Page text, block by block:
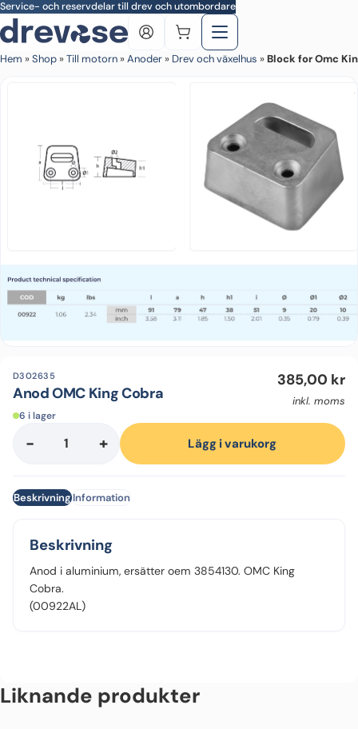
Skip to main content
Service- och reservdelar till drev och utombordare
Hem »Shop »Till motorn »Anoder » Drev och växelhus »Block for Omc
D302635
Anod OMC King Cobra
385,00 kr
inkl. moms
6 i lager
-
Anod
Cobra
+ Lägg i varukorg
BeskrivningInformation
Beskrivning
Anod i aluminium, ersätter oem 3854130. OMC King
Cobra.
(00922AL)
Liknande produkter